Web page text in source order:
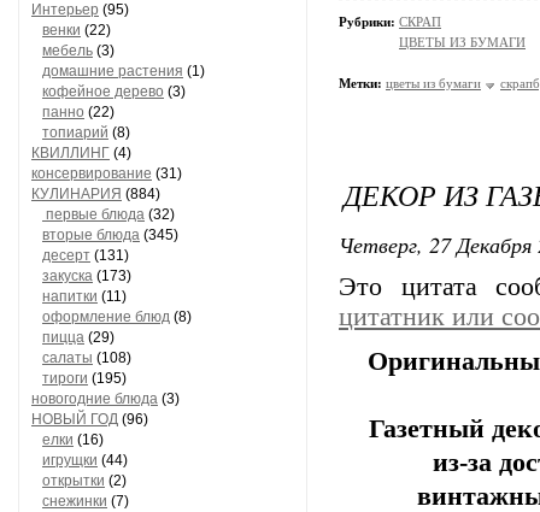
Интерьер (95)
венки (22)
мебель (3)
домашние растения (1)
кофейное дерево (3)
панно (22)
топиарий (8)
КВИЛЛИНГ (4)
консервирование (31)
КУЛИНАРИЯ (884)
первые блюда (32)
вторые блюда (345)
десерт (131)
закуска (173)
напитки (11)
оформление блюд (8)
пицца (29)
салаты (108)
тироги (195)
новогодние блюда (3)
НОВЫЙ ГОД (96)
елки (16)
игрущки (44)
открытки (2)
снежинки (7)
Рубрики: СКРАП
ЦВЕТЫ ИЗ БУМАГИ
Метки: цветы из бумаги
ДЕКОР ИЗ
Четверг, 27
Это цитата
цитатник или
Газетный
из-за